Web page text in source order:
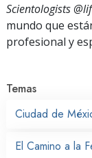
Scientologists
mundo que
profesional y
Temas
Ciudad de
El Camino a la